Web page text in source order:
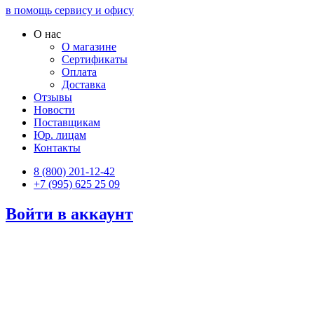
в помощь сервису и офису
О нас
О магазине
Сертификаты
Оплата
Доставка
Отзывы
Новости
Поставщикам
Юр. лицам
Контакты
8 (800) 201-12-42
+7 (995) 625 25 09
Войти в аккаунт